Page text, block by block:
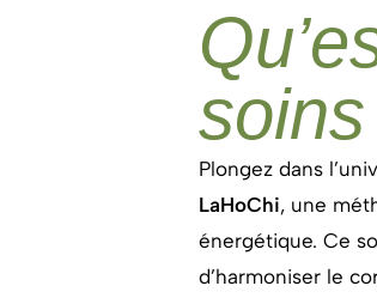
Plongez dans
LaHoChi, une
énergétique. Ce
d’harmoniser le